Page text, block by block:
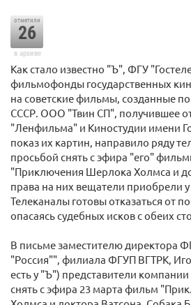
отметили
26
в архиве
Как стало известно "Ъ", ФГУ
фильмофонды государственных
на советские фильмы, созданные по
СССР. ООО "Твин СП", получившее
"Ленфильма" и Киностудии имени
показ их картин, направило ряду
просьбой снять с эфира "его"
"Приключения Шерлока Холмса и
права на них вещатели приобрели
Телеканалы готовы отказаться от
опасаясь судебных исков с обеих
В письме заместителю директора
"Россия"", филиала ФГУП ВГТРК,
есть у "Ъ") представители
снять с эфира 23 марта фильм